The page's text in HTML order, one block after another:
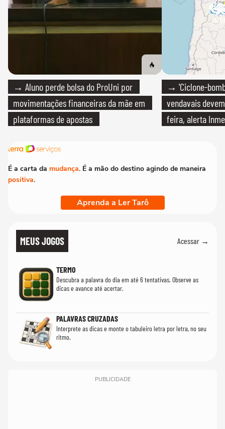
→ Aluno perde bolsa do ProUni por
movimentações financeiras da mãe em
plataformas de apostas
→ 'Ciclone-
vendavais
feira, alerta
É a carta da mudança. É a mão do destino agindo de maneira
positiva.
Aprenda a Ler Tarô
MEUS JOGOS Acessar →
TERMO
Descubra a palavra do dia em até 6 tentativas. Observe as
dicas e avance até acertar.
PALAVRAS CRUZADAS
Interprete as dicas e monte o tabuleiro letra por letra, no seu
ritmo.
PUBLICIDADE